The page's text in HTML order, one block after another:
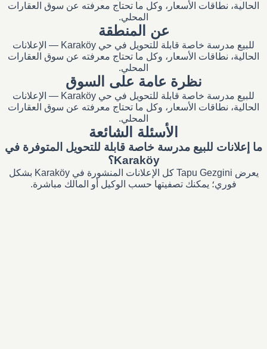
الحالية، نطاقات الأسعار، وكل ما تحتاج معرفته عن سوق العقارات
المحلي.
عن المنطقة
للبيع مدرسة خاصة قابلة للتحويل في حي Karaköy — الإعلانات
الحالية، نطاقات الأسعار، وكل ما تحتاج معرفته عن سوق العقارات
المحلي.
نظرة عامة على السوق
للبيع مدرسة خاصة قابلة للتحويل في حي Karaköy — الإعلانات
الحالية، نطاقات الأسعار، وكل ما تحتاج معرفته عن سوق العقارات
المحلي.
الأسئلة الشائعة
ما إعلانات للبيع مدرسة خاصة قابلة للتحويل المتوفرة في
Karaköy؟
يعرض Tapu Gezgini كل الإعلانات المنشورة في Karaköy بشكل
فوري؛ يمكنك تصفيتها حسب الوكيل أو المالك مباشرة.